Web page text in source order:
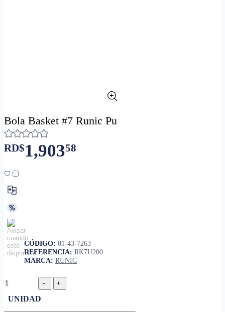
Bola Basket #7 Runic Pu
RD$1,90358
CÓDIGO: 01-43-7263
REFERENCIA: RK7U200
MARCA: RUNIC
UNIDAD